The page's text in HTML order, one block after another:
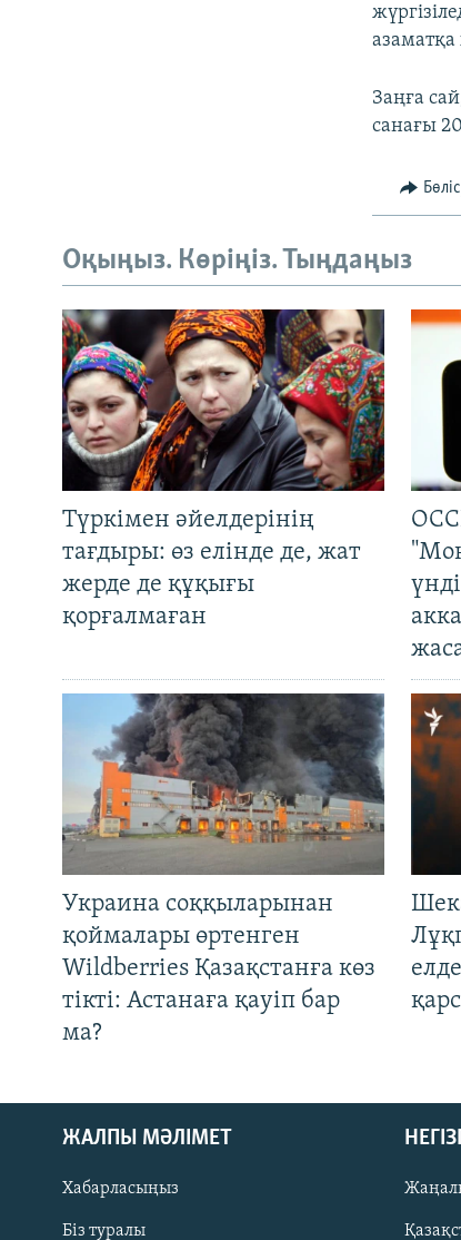
азаматқа
Заңға
санағы
Оқыңыз. Көріңіз. Тыңдаңыз
Түркімен әйелдерінің
тағдыры: өз елінде де, жат
жерде де құқығы
қорғалмаған
Украина соққыларынан
қоймалары өртенген
Wildberries Қазақстанға көз
тікті: Астанаға қауіп бар
ма?
ЖАЛПЫ МӘЛІМЕТ
Хабарласыңыз
Біз туралы